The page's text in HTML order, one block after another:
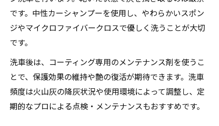
です。中性カーシャンプーを使用し、やわらかいスポン
ジやマイクロファイバークロスで優しく洗うことが大切
です。
洗車後は、コーティング専用のメンテナンス剤を使うこ
とで、保護効果の維持や艶の復活が期待できます。洗車
頻度は火山灰の降灰状況や使用環境によって調整し、定
期的なプロによる点検・メンテナンスもおすすめです。